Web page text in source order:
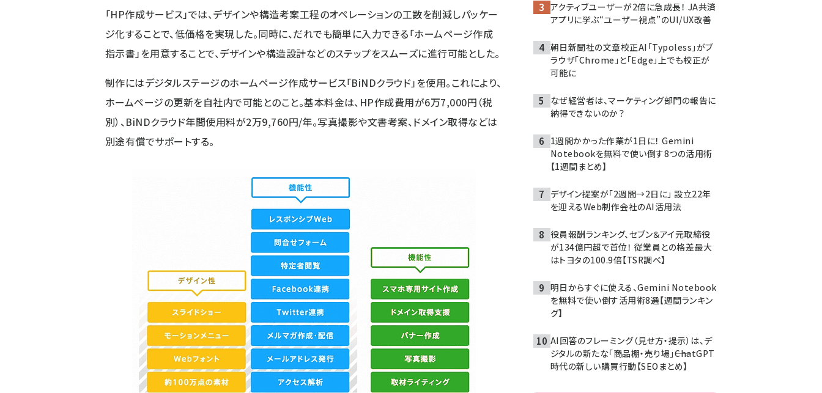
「HP作成サービス」では、デザインや構造考案工程のオペレーションの工数を削減しパッケー
ジ化することで、低価格を実現した。同時に、だれでも簡単に入力できる「ホームページ作成
指示書」を用意することで、デザインや構造設計などのステップをスムーズに進行可能とした。
制作にはデジタルステージのホームページ作成サービス「BiNDクラウド」を使用。これにより、
ホームページの更新を自社内で可能とのこと。基本料金は、HP作成費用が6万7,000円（税
別）、BiNDクラウド年間使用料が2万9,760円/年。写真撮影や文書考案、ドメイン取得などは
別途有償でサポートする。
アクティブユーザーが2倍に急成長！ JA共済
アプリに学ぶ“ユーザー視点”のUI/UX改善
朝日新聞社の文章校正AI「Typoless」がブ
ラウザ「Chrome」と「Edge」上でも校正が
可能に
なぜ経営者は、マーケティング部門の報告に
納得できないのか？
1週間かかった作業が1日に！ Gemini
Notebookを無料で使い倒す8つの活用術
【1週間まとめ】
デザイン提案が「2週間→2日に」 設立22年
を迎えるWeb制作会社のAI活用法
役員報酬ランキング、セブン＆アイ元取締役
が134億円超で首位！ 従業員との格差最大
はトヨタの100.9倍【TSR調べ】
明日からすぐに使える、Gemini Notebook
を無料で使い倒す活用術8選【週間ランキン
グ】
AI回答のフレーミング（見せ方・提示）は、デ
ジタルの新たな「商品棚・売り場」――ChatGPT
時代の新しい購買行動【SEOまとめ】